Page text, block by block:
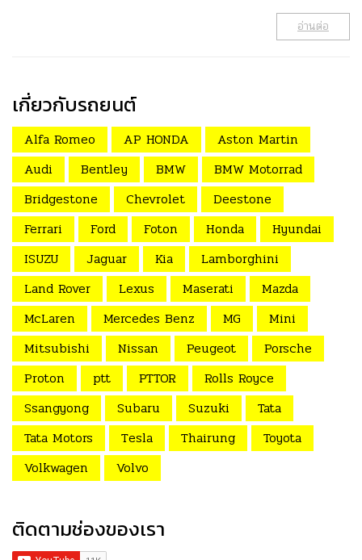
อ่านต่อ
เกี่ยวกับรถยนต์
Alfa Romeo AP HONDA
Aston Martin
Audi
Bentley BMW
BMW Motorrad
Bridgestone
Chevrolet
Deestone
Ferrari
Ford Foton Honda
Hyundai
ISUZU
Jaguar Kia
Lamborghini
Land Rover
Lexus Maserati
Mazda
McLaren
Mercedes Benz MG
Mini
Mitsubishi
Nissan Peugeot
Porsche
Proton
ptt PTTOR
Rolls Royce
Ssangyong
Subaru Suzuki
Tata
Tata Motors
Tesla Thairung
Toyota
Volkwagen
Volvo
ติดตามช่องของเรา